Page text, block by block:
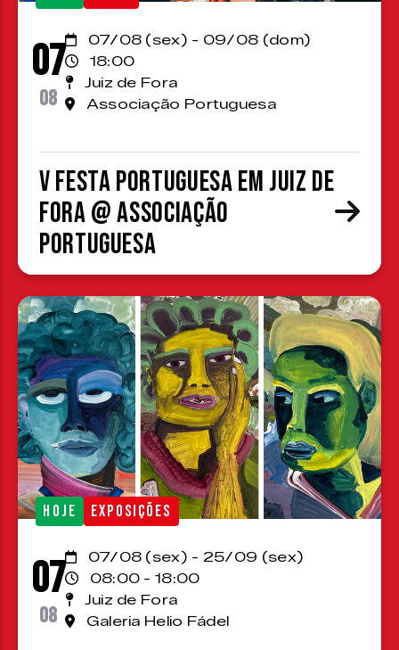
07
08
07/08 (sex) - 09/08 (dom)
18:00
Juiz de Fora
Associação Portuguesa
V Festa Portuguesa em Juiz de
Fora @ Associação
Portuguesa
HOJE EXPOSIÇÕES
07
08
07/08 (sex) - 25/09 (sex)
08:00 - 18:00
Juiz de Fora
Galeria Helio Fádel